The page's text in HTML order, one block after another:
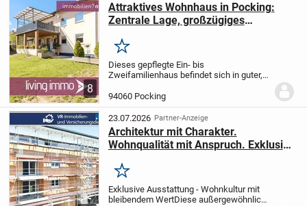
8
Attraktives Wohnhaus in Pocking:
Zentrale Lage, großzügiges
Merken
Dieses gepflegte Ein- bis
Zweifamilienhaus befindet sich in guter,
durch seine großzügige
Grundstücksfläche von ca. 1.030 m²
sowie vielfältige Nutzungsmöglichk...
94060 Pocking
23.07.2026 Partner-Anzeige
Architektur mit Charakter.
Wohnqualität mit Anspruch. Exklusive
niederbayerischen Bäderdreieck in
94060 Pocking
Merken
Exklusive Ausstattung - Wohnkultur mit
bleibendem WertDiese außergewöhnliche